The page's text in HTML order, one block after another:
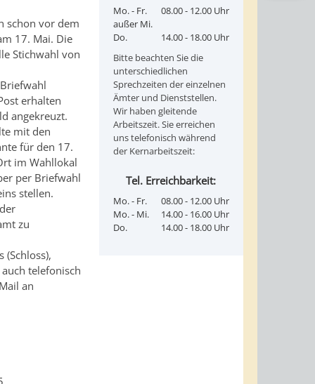
schon vor dem
17. Mai. Die
Stichwahl von
erhalten
angekreuzt.
mit den
für den 17.
im Wahllokal
per Briefwahl
stellen.
zu
(Schloss),
telefonisch
an
Mo. - Fr.
außer Mi.
08.00 - 12.00 Uhr
Do.
14.00 - 18.00 Uhr
Bitte beachten Sie die
unterschiedlichen
Sprechzeiten der einzelnen
Ämter und Dienststellen.
Wir haben gleitende
Arbeitszeit. Sie erreichen
uns telefonisch während
der Kernarbeitszeit:
Tel. Erreichbarkeit:
Mo. - Fr.
08.00 - 12.00 Uhr
Mo. - Mi.
14.00 - 16.00 Uhr
Do.
14.00 - 18.00 Uhr